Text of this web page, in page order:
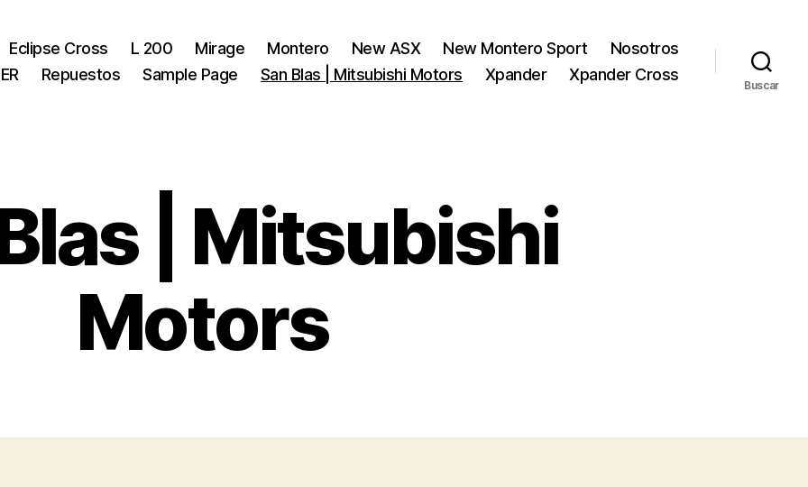
Eclipse Cross L 200 Mirage Montero New ASX New Montero Sport
Nosotros
Repuestos Sample Page San Blas | Mitsubishi Motors Xpander Xpander Cross
Buscar
| Mitsubishi
Motors